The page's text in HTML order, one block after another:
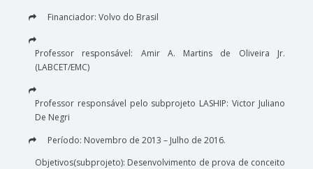
Financiador: Volvo do Brasil
Professor responsável: Amir A. Martins de Oliveira Jr.
(LABCET/EMC)
Professor responsável pelo subprojeto LASHIP: Victor Juliano
De Negri
Período: Novembro de 2013 – Julho de 2016.
Objetivos(subprojeto): Desenvolvimento de prova de conceito